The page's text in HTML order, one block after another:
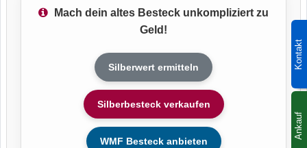
Kontakt
Ankauf
Mach dein altes Besteck unkompliziert zu
Geld!
Silberwert ermitteln
Silberbesteck verkaufen
WMF Besteck anbieten